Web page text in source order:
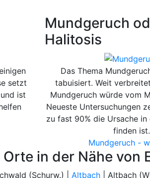
setzt
ist
Mundgeruch
Halitosis
Das Thema
tabuisiert. Weit
Mundgeruch würde vom
Neueste Untersuchungen
zu fast 90% die Ursache
finden ist.
Mundgeruch -
Orte in der Nähe von
(Schurw.) | Altbach | Altbach